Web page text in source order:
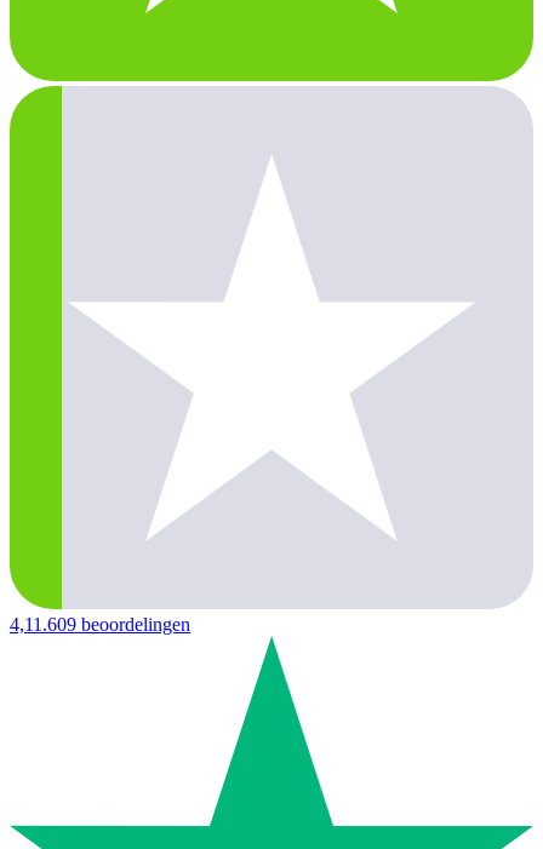
4,11.609 beoordelingen